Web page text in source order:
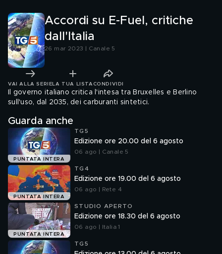
Accordi su E-Fuel, critiche
dall'Italia
26 mar 2023 | Canale 5
VAI ALLA SERIE LA TUA LISTA CONDIVIDI
Il governo italiano critica l'intesa tra Bruxelles e Berlino
sull'uso, dal 2035, dei carburanti sintetici.
Guarda anche
PUNTATA INTERA
TG5
Edizione ore 20.00 del 6 agosto
06 ago | Canale 5
PUNTATA INTERA
TG4
Edizione ore 19.00 del 6 agosto
06 ago | Rete 4
PUNTATA INTERA
STUDIO APERTO
Edizione ore 18.30 del 6 agosto
06 ago | Italia 1
TG5